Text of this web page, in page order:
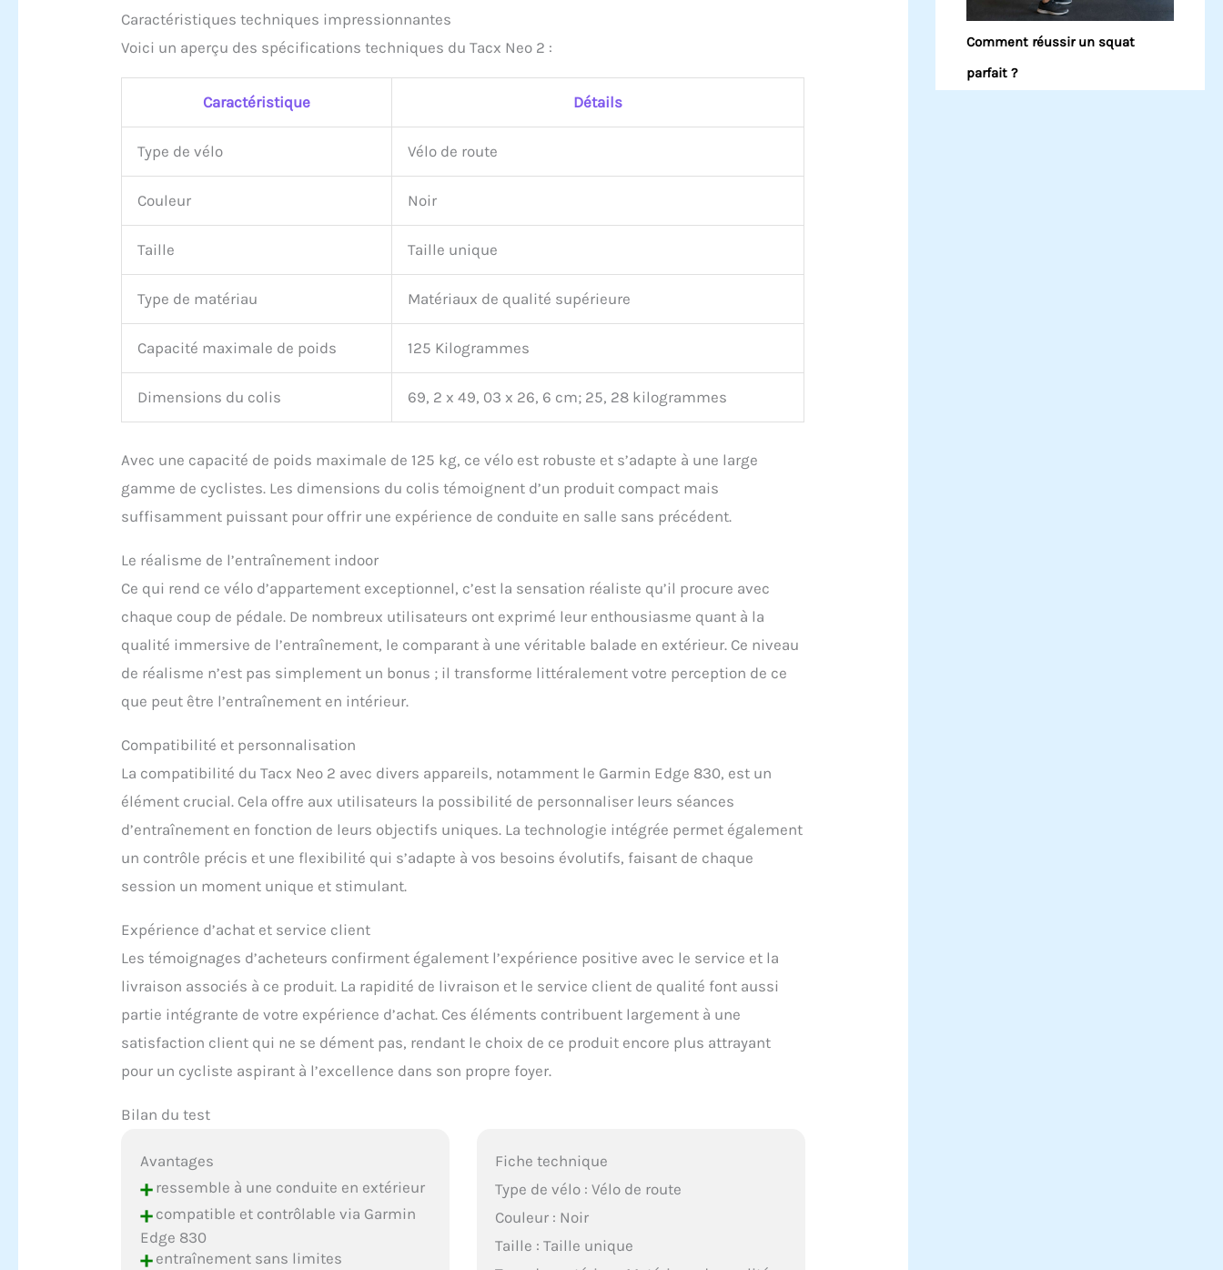
Caractéristiques techniques impressionnantes
Voici un aperçu des spécifications techniques du Tacx Neo 2 :
Caractéristique Détails
Type de vélo Vélo de route
Couleur Noir
Taille Taille unique
Type de matériau Matériaux de qualité supérieure
Capacité maximale de poids 125 Kilogrammes
Dimensions du colis 69, 2 x 49, 03 x 26, 6 cm; 25, 28 kilogrammes
Avec une capacité de poids maximale de 125 kg, ce vélo est robuste et s’adapte à une large
gamme de cyclistes. Les dimensions du colis témoignent d’un produit compact mais
suffisamment puissant pour offrir une expérience de conduite en salle sans précédent.
Le réalisme de l’entraînement indoor
Ce qui rend ce vélo d’appartement exceptionnel, c’est la sensation réaliste qu’il procure avec
chaque coup de pédale. De nombreux utilisateurs ont exprimé leur enthousiasme quant à la
qualité immersive de l’entraînement, le comparant à une véritable balade en extérieur. Ce niveau
de réalisme n’est pas simplement un bonus ; il transforme littéralement votre perception de ce
que peut être l’entraînement en intérieur.
Compatibilité et personnalisation
La compatibilité du Tacx Neo 2 avec divers appareils, notamment le Garmin Edge 830, est un
élément crucial. Cela offre aux utilisateurs la possibilité de personnaliser leurs séances
d’entraînement en fonction de leurs objectifs uniques. La technologie intégrée permet également
un contrôle précis et une flexibilité qui s’adapte à vos besoins évolutifs, faisant de chaque
session un moment unique et stimulant.
Expérience d’achat et service client
Les témoignages d’acheteurs confirment également l’expérience positive avec le service et la
livraison associés à ce produit. La rapidité de livraison et le service client de qualité font aussi
partie intégrante de votre expérience d’achat. Ces éléments contribuent largement à une
satisfaction client qui ne se dément pas, rendant le choix de ce produit encore plus attrayant
pour un cycliste aspirant à l’excellence dans son propre foyer.
Bilan du test
Avantages
+ressemble à une conduite en extérieur
+compatible et contrôlable via Garmin
Edge 830
+entraînement sans limites
Fiche technique
Type de vélo : Vélo de route
Couleur : Noir
Taille : Taille unique
Comment réussir un squat
parfait ?